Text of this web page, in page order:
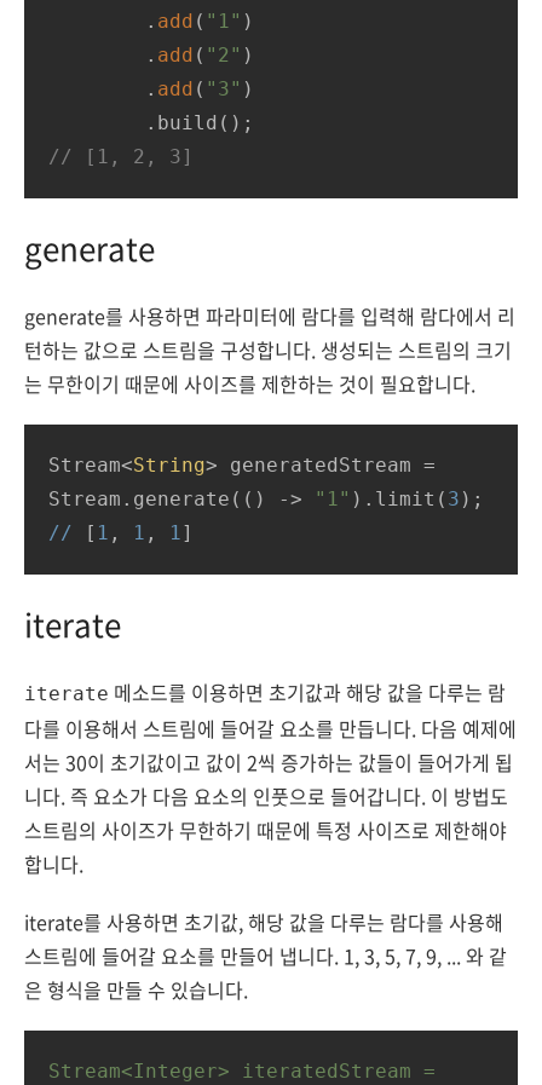
        .
add ( "1" )
        .
add ( "2" )
        .
add ( "3" )
// [1, 2, 3]
generate
generate를 사용하면 파라미터에 람다를 입력해 람다에서 리
턴하는 값으로 스트림을 구성합니다. 생성되는 스트림의 크기
는 무한이기 때문에 사이즈를 제한하는 것이 필요합니다.
Stream<String> generatedStream =
Stream.generate( () -> "1" ).limit( 3
// [ 1 , 1 , 1]
iterate
iterate 메소드를 이용하면 초기값과 해당 값을 다루는 람
다를 이용해서 스트림에 들어갈 요소를 만듭니다. 다음 예제에
서는 30이 초기값이고 값이 2씩 증가하는 값들이 들어가게 됩
니다. 즉 요소가 다음 요소의 인풋으로 들어갑니다. 이 방법도
스트림의 사이즈가 무한하기 때문에 특정 사이즈로 제한해야
합니다.
iterate를 사용하면 초기값, 해당 값을 다루는 람다를 사용해
스트림에 들어갈 요소를 만들어 냅니다. 1, 3, 5, 7, 9, ... 와 같
은 형식을 만들 수 있습니다.
Stream<Integer> iteratedStream =